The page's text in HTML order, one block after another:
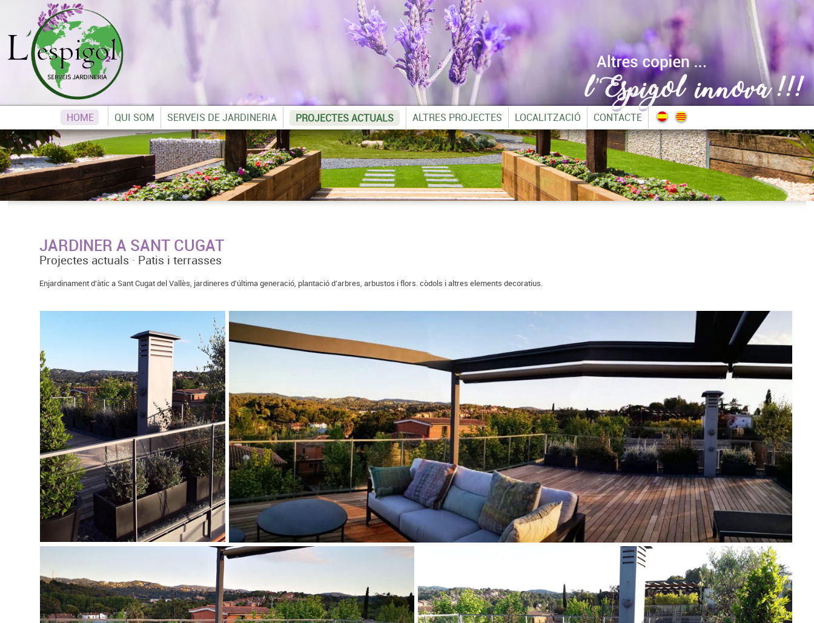
HOME QUI SOM SERVEIS DE JARDINERIA PROJECTES ACTUALS ALTRES PROJECTES LOCALITZACIÓ CONTACTE
JARDINER A SANT CUGAT
Projectes actuals · Patis i terrasses
Enjardinament d'àtic a Sant Cugat del Vallès, jardineres d'última generació, plantació d'arbres, arbustos i flors. còdols i altres elements decoratius.
JARDINER A SANT
CUGAT